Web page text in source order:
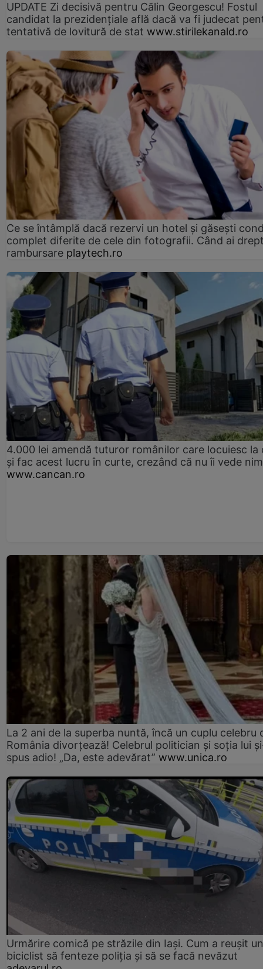
UPDATE Zi decisivă pentru Călin Georgescu! Fostul
candidat la prezidențiale află dacă va fi judecat
tentativă de lovitură de stat www.stirilekanald.ro
Ce se întâmplă dacă rezervi un hotel și găsești
complet diferite de cele din fotografii. Când ai
rambursare playtech.ro
4.000 lei amendă tuturor românilor care locuiesc la
și fac acest lucru în curte, crezând că nu îi vede
www.cancan.ro
La 2 ani de la superba nuntă, încă un cuplu celebru
România divorțează! Celebrul politician și soția lui
spus adio! „Da, este adevărat” www.unica.ro
Urmărire comică pe străzile din Iași. Cum a reușit un
biciclist să fenteze poliția și să se facă nevăzut